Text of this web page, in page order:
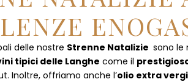
delle nostre Strenne Natalizie sono le
tipici delle Langhe come il
Inoltre, offriamo anche l’olio extra